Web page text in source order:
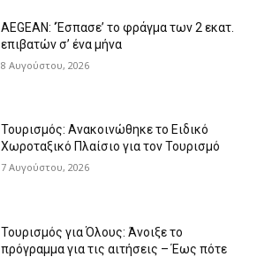
AEGEAN: ‘Έσπασε’ το φράγμα των 2 εκατ.
επιβατών σ’ ένα μήνα
8 Αυγούστου, 2026
Τουρισμός: Ανακοινώθηκε το Ειδικό
Χωροταξικό Πλαίσιο για τον Τουρισμό
7 Αυγούστου, 2026
Τουρισμός για Όλους: Άνοιξε το
πρόγραμμα για τις αιτήσεις – Έως πότε